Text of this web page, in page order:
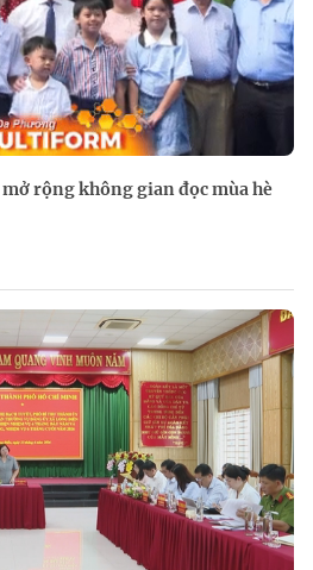
rộng không gian đọc mùa hè